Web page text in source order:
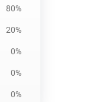
80%
20%
0%
0%
0%